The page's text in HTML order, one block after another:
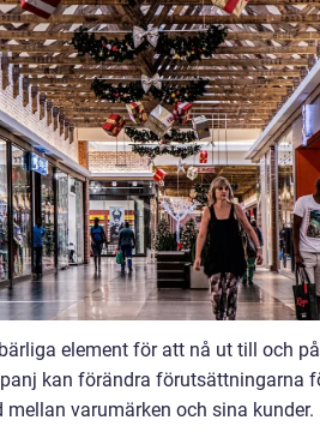
element för att nå ut till och
kan förändra förutsättningarna
varumärken och sina